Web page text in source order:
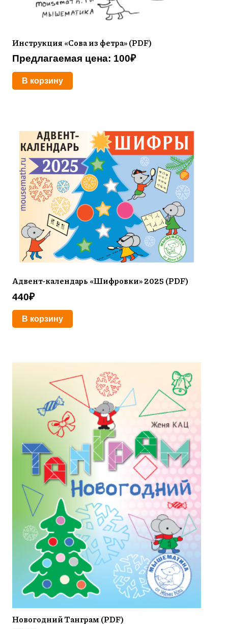
Инструкция «Сова из фетра» (PDF)
Предлагаемая цена: 100₽
В корзину
Адвент-календарь «Шифровки» 2025 (PDF)
440₽
В корзину
Новогодний Танграм (PDF)